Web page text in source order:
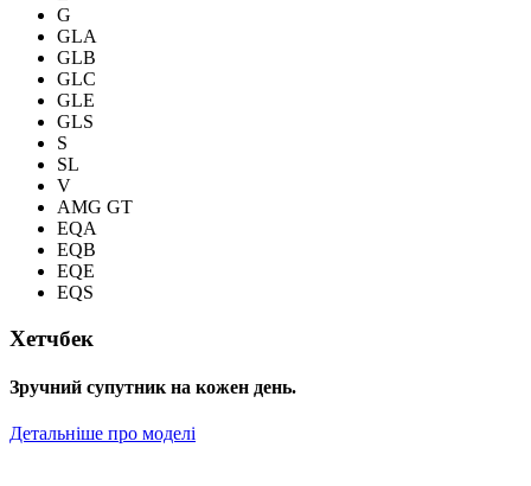
G
GLA
GLB
GLC
GLE
GLS
S
SL
V
AMG GT
EQA
EQB
EQE
EQS
Хетчбек
Зручний супутник на кожен день.
Детальніше про моделі